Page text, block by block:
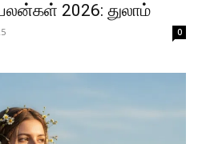
2026: துலாம்
0